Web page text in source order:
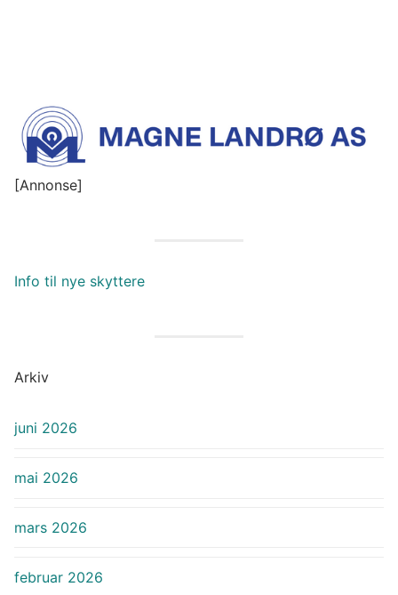
[Annonse]
Info til nye skyttere
Arkiv
juni 2026
mai 2026
mars 2026
februar 2026